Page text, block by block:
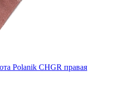
Polanik CHGR правая